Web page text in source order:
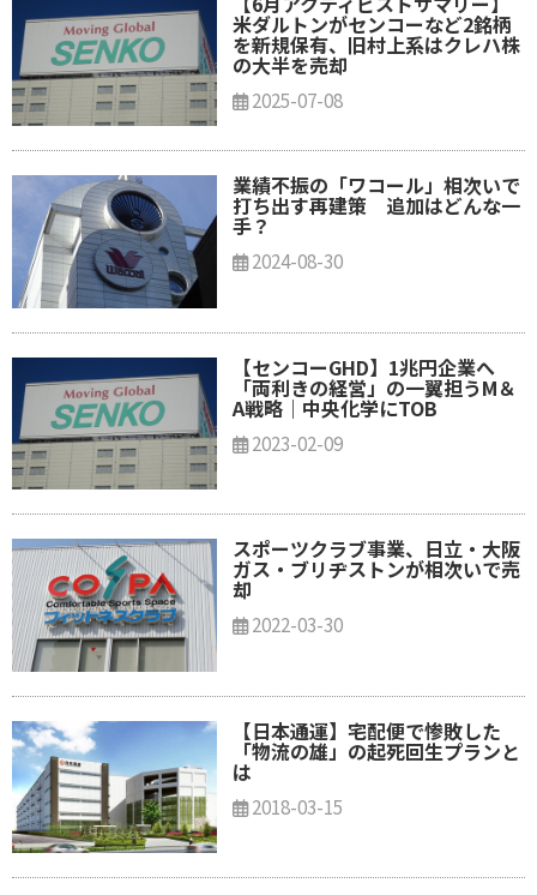
米ダルトンがセンコーなど2銘柄
を新規保有、旧村上系はクレハ株
の大半を売却
2025-07-08
業績不振の「ワコール」相次いで
打ち出す再建策 追加はどんな一
手？
2024-08-30
【センコーGHD】1兆円企業へ
「両利きの経営」の一翼担うM＆
A戦略｜中央化学にTOB
2023-02-09
スポーツクラブ事業、日立・大阪
ガス・ブリヂストンが相次いで売
却
2022-03-30
【日本通運】宅配便で惨敗した
「物流の雄」の起死回生プランと
は
2018-03-15